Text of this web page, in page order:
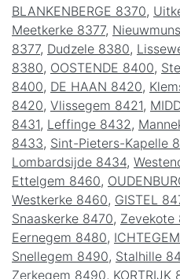
BLANKENBERGE 8370,
Meetkerke 8377,
8377, Dudzele 8380,
8380, OOSTENDE 8400,
8400, DE HAAN 8420,
8420, Vlissegem 8421,
8431, Leffinge 8432 ,
8433, Sint-Pieters-Kapelle
Lombardsijde 8434,
Ettelgem 8460,
Westkerke 8460, GISTEL
Snaaskerke 8470, Zevekote
Eernegem 8480,
Snellegem 8490, Stalhille
Zerkegem 8490, KORTRIJK